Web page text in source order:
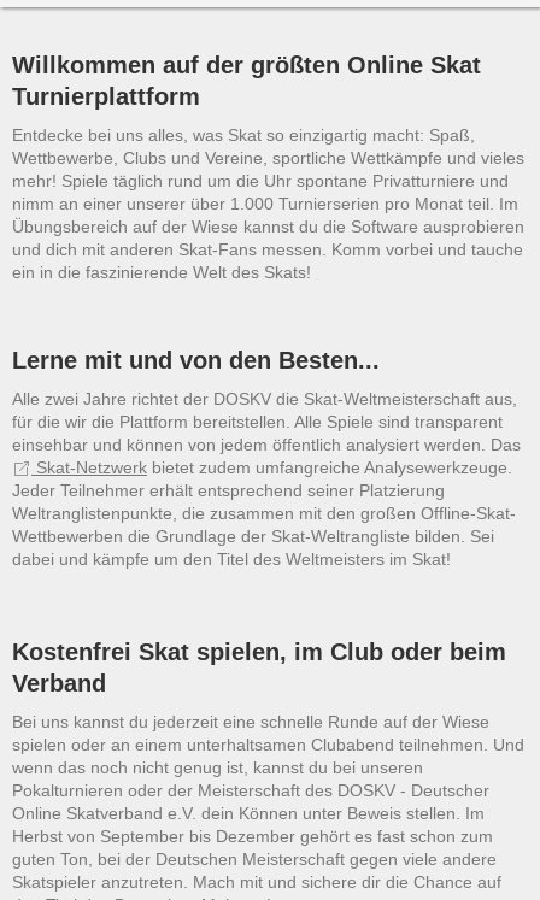
Willkommen auf der größten Online Skat
Turnierplattform
Entdecke bei uns alles, was Skat so einzigartig macht: Spaß,
Wettbewerbe, Clubs und Vereine, sportliche Wettkämpfe und vieles
mehr! Spiele täglich rund um die Uhr spontane Privatturniere und
nimm an einer unserer über 1.000 Turnierserien pro Monat teil. Im
Übungsbereich auf der Wiese kannst du die Software ausprobieren
und dich mit anderen Skat-Fans messen. Komm vorbei und tauche
ein in die faszinierende Welt des Skats!
Lerne mit und von den Besten...
Alle zwei Jahre richtet der DOSKV die Skat-Weltmeisterschaft aus,
für die wir die Plattform bereitstellen. Alle Spiele sind transparent
einsehbar und können von jedem öffentlich analysiert werden. Das
Skat-Netzwerk bietet zudem umfangreiche Analysewerkzeuge.
Jeder Teilnehmer erhält entsprechend seiner Platzierung
Weltranglistenpunkte, die zusammen mit den großen Offline-Skat-
Wettbewerben die Grundlage der Skat-Weltrangliste bilden. Sei
dabei und kämpfe um den Titel des Weltmeisters im Skat!
Kostenfrei Skat spielen, im Club oder beim
Verband
Bei uns kannst du jederzeit eine schnelle Runde auf der Wiese
spielen oder an einem unterhaltsamen Clubabend teilnehmen. Und
wenn das noch nicht genug ist, kannst du bei unseren
Pokalturnieren oder der Meisterschaft des DOSKV - Deutscher
Online Skatverband e.V. dein Können unter Beweis stellen. Im
Herbst von September bis Dezember gehört es fast schon zum
guten Ton, bei der Deutschen Meisterschaft gegen viele andere
Skatspieler anzutreten. Mach mit und sichere dir die Chance auf